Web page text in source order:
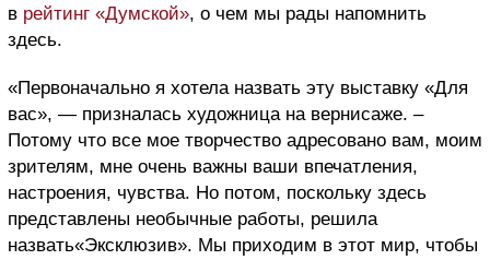
в рейтинг «Думской», о чем мы рады напомнить
здесь.
«Первоначально я хотела назвать эту выставку «Для
вас», — призналась художница на вернисаже. –
Потому что все мое творчество адресовано вам, моим
зрителям, мне очень важны ваши впечатления,
настроения, чувства. Но потом, поскольку здесь
представлены необычные работы, решила
назвать«Эксклюзив». Мы приходим в этот мир, чтобы